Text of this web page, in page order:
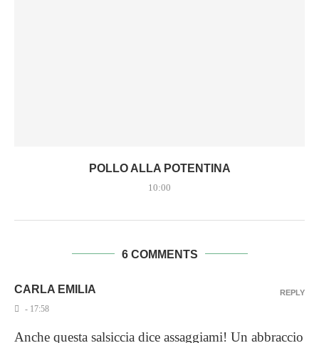
POLLO ALLA POTENTINA
10:00
6 COMMENTS
CARLA EMILIA
- 17:58
Anche questa salsiccia dice assaggiami! Un abbraccio
REPLY